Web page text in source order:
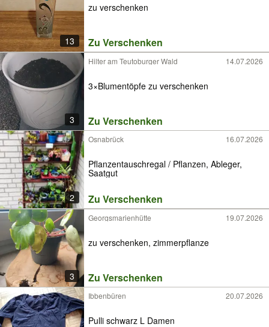
13
zu verschenken
Zu Verschenken
3
Hilter am Teutoburger Wald 14.07.2026
3×Blumentöpfe zu verschenken
Zu Verschenken
2
Osnabrück 16.07.2026
Pflanzentauschregal / Pflanzen, Ableger,
Saatgut
Zu Verschenken
3
Georgsmarienhütte 19.07.2026
zu verschenken, zimmerpflanze
Zu Verschenken
Ibbenbüren 20.07.2026
Pulli schwarz L Damen